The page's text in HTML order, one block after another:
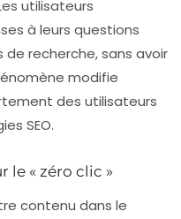
utilisateurs
à leurs questions
recherche, sans avoir
modifie
des utilisateurs
SEO.
le « zéro clic »
contenu dans le